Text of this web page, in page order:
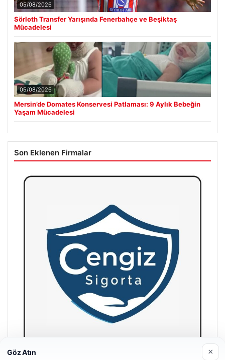
05/08/2026
Sörloth Transfer Yarışında Fenerbahçe ve Beşiktaş
Mücadelesi
05/08/2026
Mersin’de Domates Konservesi Patlaması: 9 Aylık Bebeğin
Yaşam Mücadelesi
Son Eklenen Firmalar
Göz Atın ×